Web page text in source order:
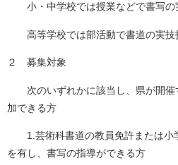
小・中学校では授業などで書写の
高等学校では部活動で書道の実技
２ 募集対象
次のいずれかに該当し、県が開催
加できる方
1.芸術科書道の教員免許または小
を有し、書写の指導ができる方